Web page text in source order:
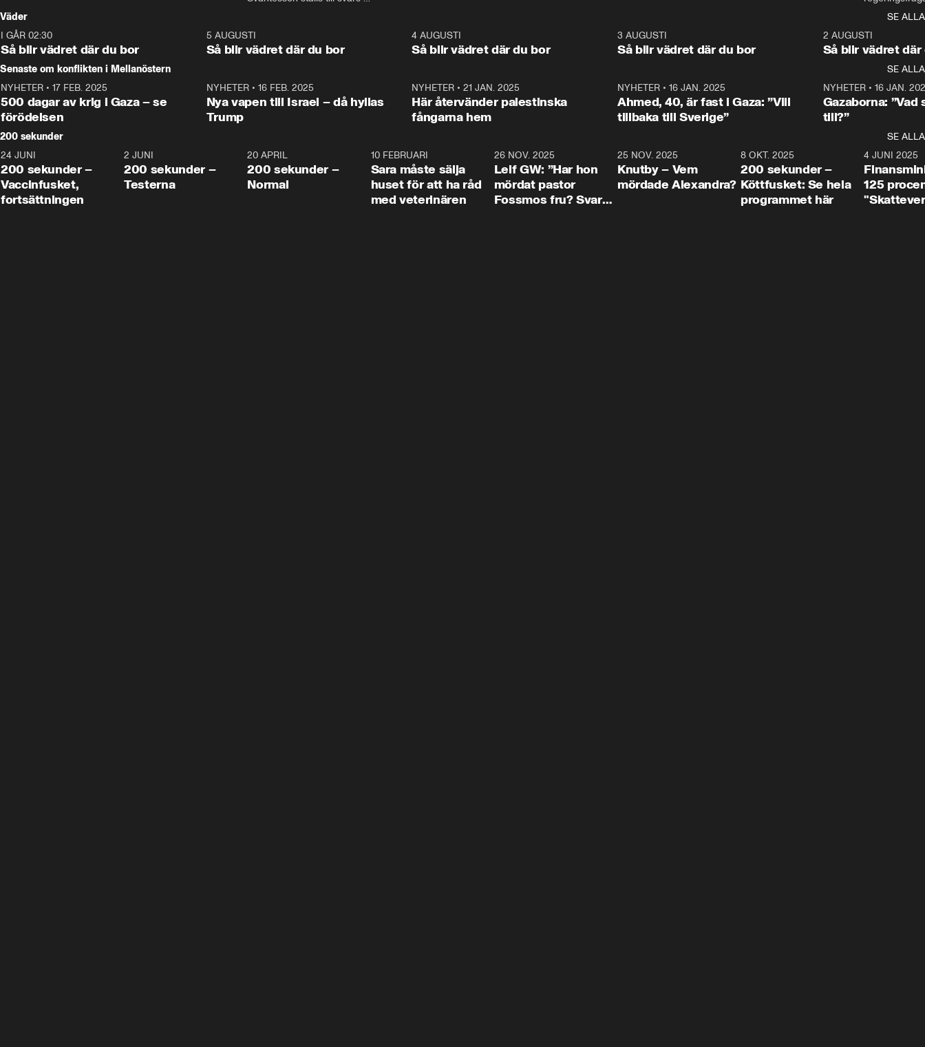
tonårsutvisningarna och hur
Moderaterna ska locka
väljare till valet i höst.
och Makten.
– Vi ställer upp i val. Ska vi
vara med så sitter vi förstås
kommentator My
Rohwedder ställer
utbildnings- och
Mohamsson till svars.
Rohwedder ställer
statsminister Ulf Kristersson
centrum i
avsnittet av
Makten”. Se
Aftonbladets
Rohwedder
Thand Ring
Väder
SE ALLA
I GÅR 02:30
Så blir vädret där du bor
1:06
5 AUGUSTI
Så blir vädret där du bor
4 AUGUSTI
Så blir vädret där du bor
3 AUGUSTI
Så blir vädret där du bor
2 AUGUSTI
Så blir vädret där
Senaste om konflikten i Mellanöstern
SE ALLA
NYHETER • 17 FEB. 2025
500 dagar av krig i Gaza – se
förödelsen
NYHETER• 16 FEB. 2025
Nya vapen till Israel – då hyllas
Trump
NYHETER •21 JAN. 2025
Här återvänder palestinska
fångarna hem
NYHETER• 16 JAN. 2025
Ahmed, 40, är fast i Gaza: ”Vill
tillbaka till Sverige”
NYHETER• 16 JAN.
Gazaborna:
till?”
200 sekunder
SE ALLA
5:00
24 JUNI
200 sekunder –
Vaccinfusket,
fortsättningen
4:23
2 JUNI
200 sekunder –
Testerna
20 APRIL
200 sekunder –
Normal
10 FEBRUARI
Sara måste sälja
huset för att ha råd
med veterinären
26 NOV. 2025
Leif GW: ”Har hon
mördat pastor
Fossmos fru? Svar
31:05
25 NOV. 2025
Knutby – Vem
mördade Alexandra?
4:29
8 OKT. 2025
200 sekunder –
Köttfusket: Se hela
programmet här
4 JUNI 2025
125